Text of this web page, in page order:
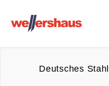
Deutsches